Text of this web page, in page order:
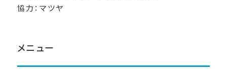
協力：マツヤ
メニュー